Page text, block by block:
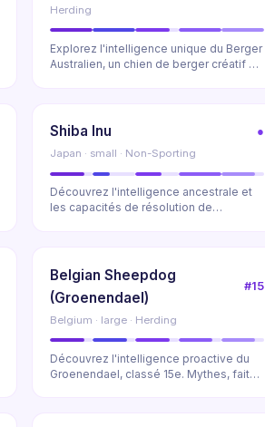
Herding
Explorez l'intelligence unique du Berger
Australien, un chien de berger créatif et
Shiba Inu ●
Japan · small · Non-Sporting
Découvrez l'intelligence ancestrale et
les capacités de résolution de
Belgian Sheepdog
(Groenendael)
#15
Belgium · large · Herding
Découvrez l'intelligence proactive du
Groenendael, classé 15e. Mythes, faits